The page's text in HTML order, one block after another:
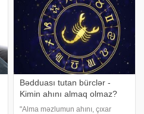
Bədduası tutan bürclər -
Kimin ahını almaq olmaz?
"Alma məzlumun ahını, çıxar